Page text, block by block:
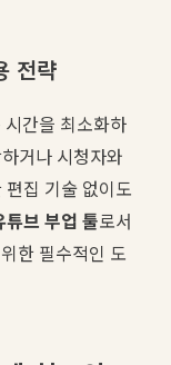
전략
간을 최소화하
거나 시청자와
집 기술 없이도
튜브 부업 툴로서
한 필수적인 도